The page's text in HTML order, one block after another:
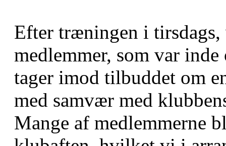
Efter træningen i
medlemmer, som var
tager imod tilbuddet om
med samvær med
Mange af medlemmerne